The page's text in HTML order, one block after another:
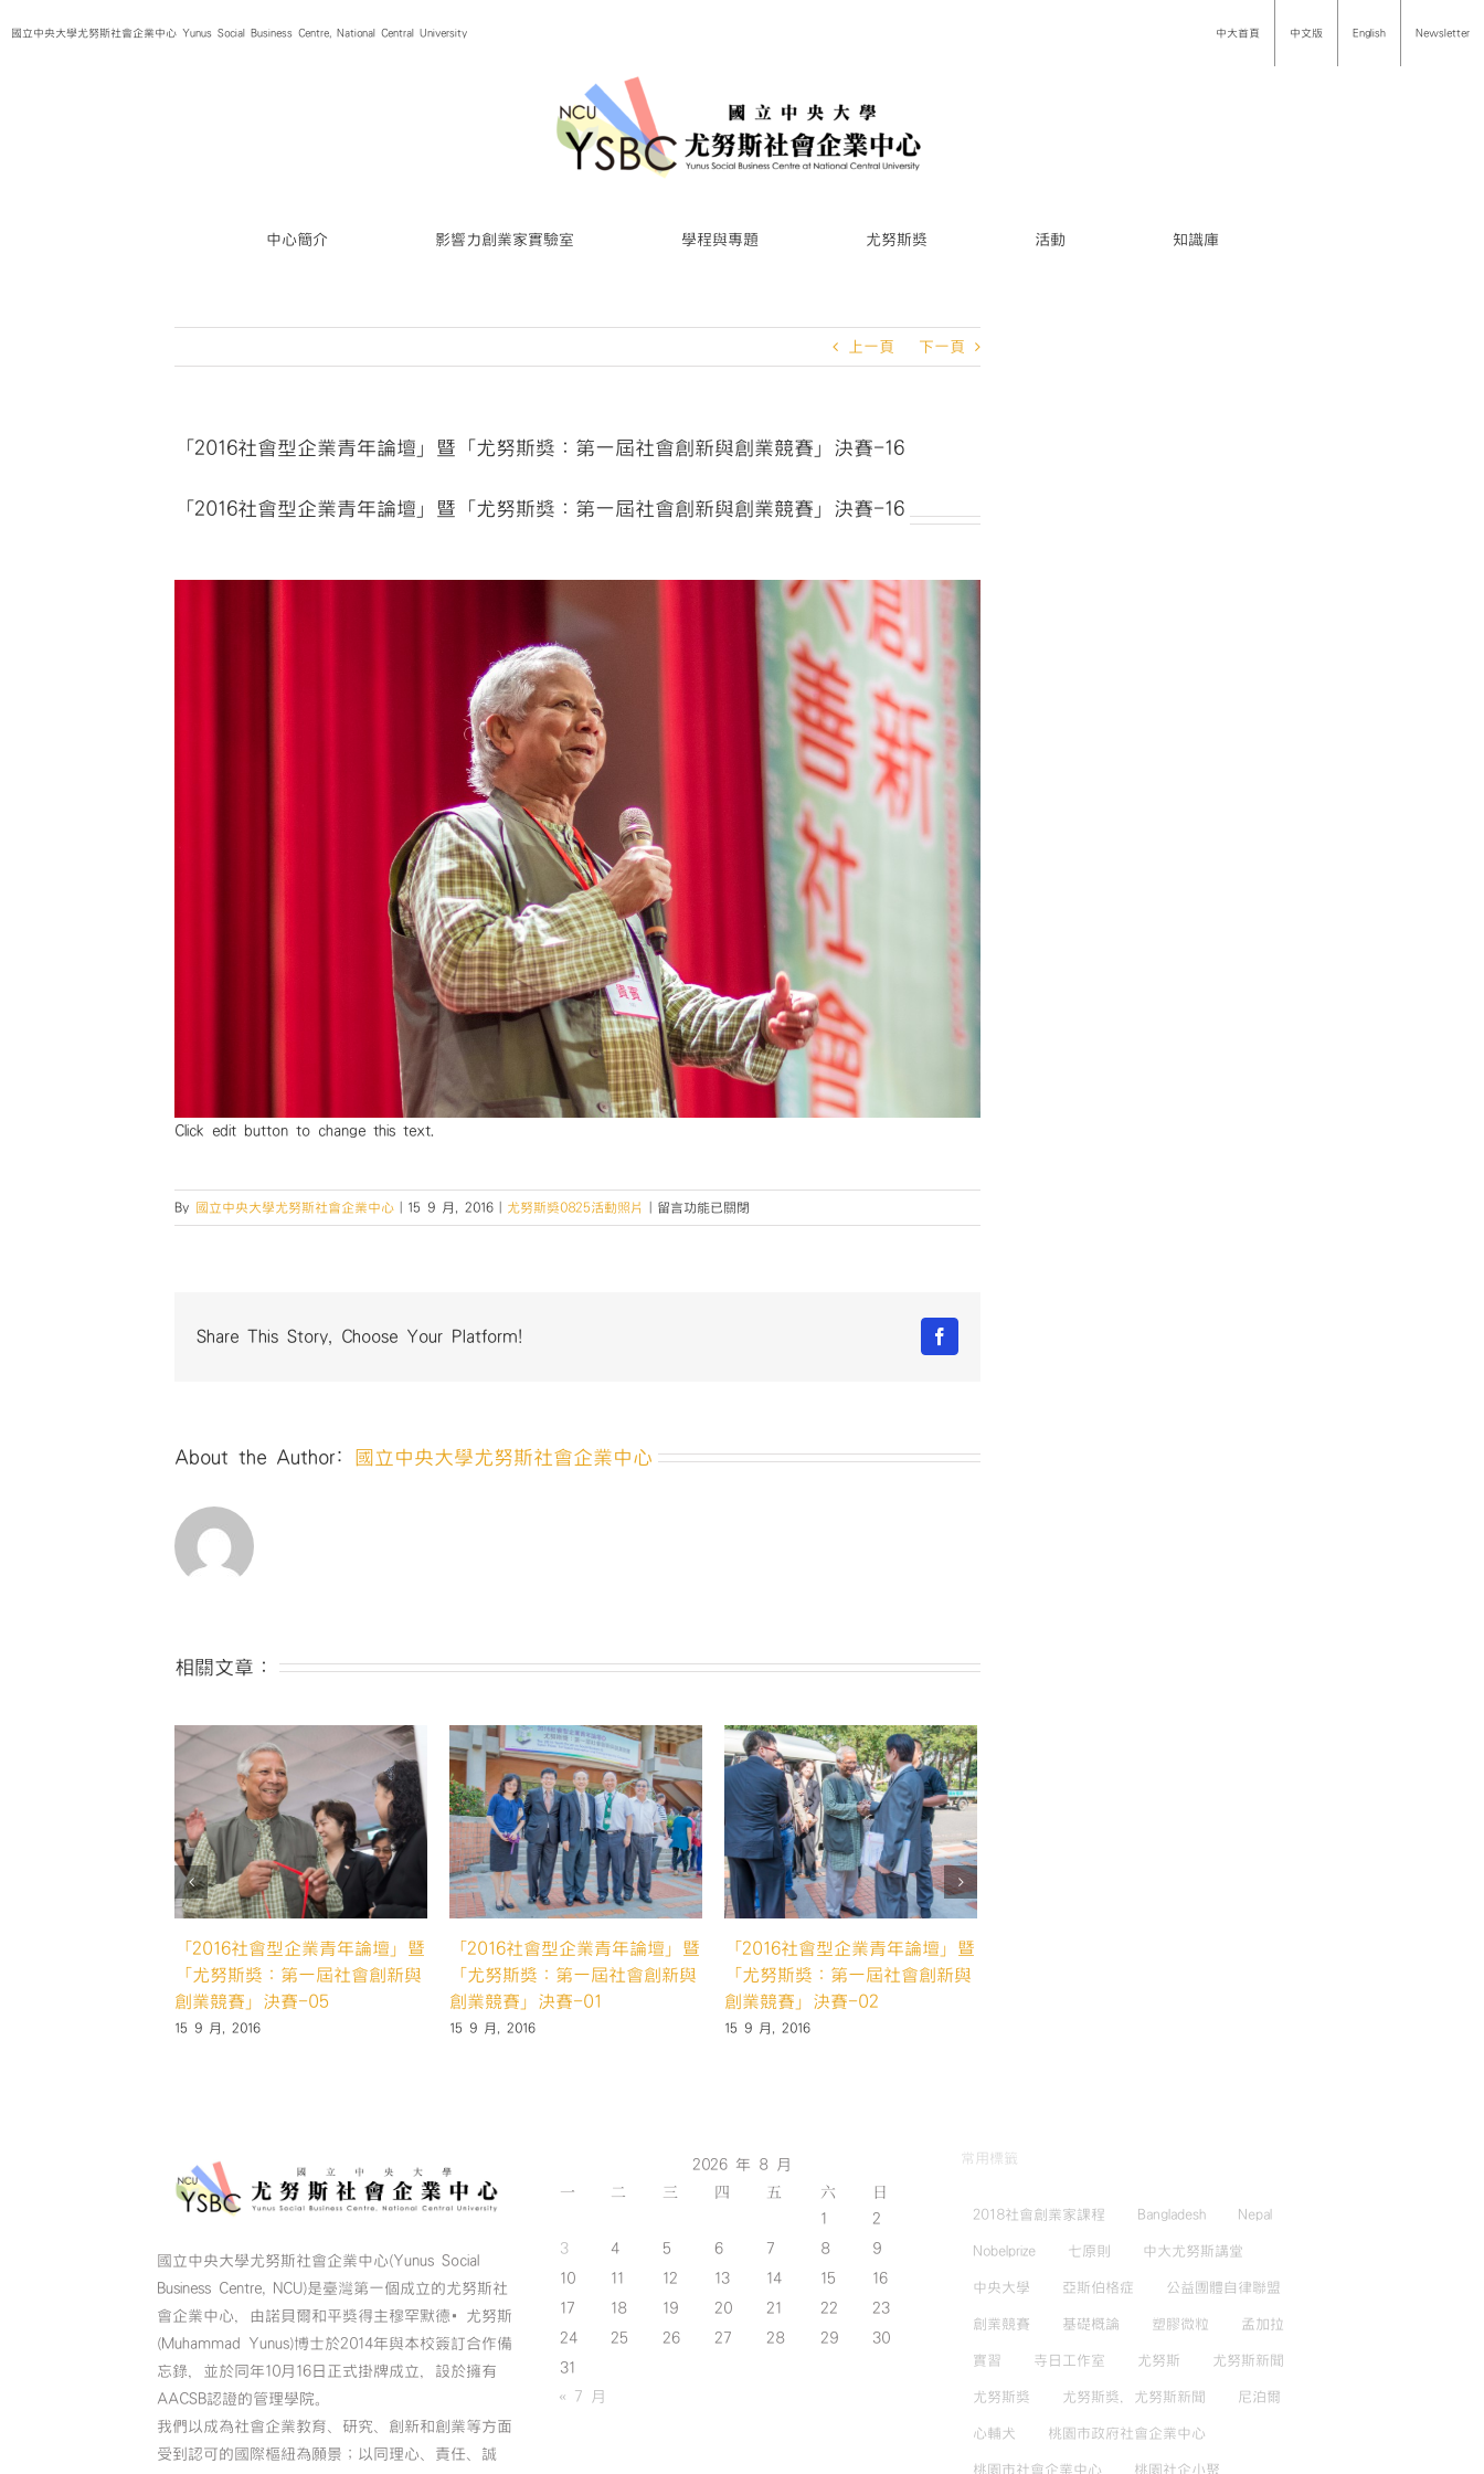
to國立中央大學尤努斯社會企業中心 Yunus Social Business Centre, National Central University 中大首頁 中文版 English Newsletter
中心簡介 影響力創業家實驗室 學程與專題 尤努斯獎 活動 知識庫
上一頁 下一頁
「2016社會型企業青年論壇」暨「尤努斯獎：第一屆社會創新與創業競賽」決賽-16
「2016社會型企業青年論壇」暨「尤努斯獎：第一屆社會創新與創業競賽」決賽-16
Click edit button to change this text.
By 國立中央大學尤努斯社會企業中心 15 9 月, 2016 尤努斯獎0825活動照片
在
〈「2016
暨
會
與
創
業
競
賽」
決
賽-16〉
中
留言功能已關閉
Share This Story, Choose Your Platform! Facebook
About the Author: 國立中央大學尤努斯社會企業中心
相關文章：
「2016社會型企業青年論壇」暨
「尤努斯獎：第一屆社會創新與
創業競賽」決賽-05
15 9 月, 2016
「2016社會型企業青年論壇」暨
「尤努斯獎：第一屆社會創新與
創業競賽」決賽-01
15 9 月, 2016
「2016社會型企業青年論壇」暨
「尤努斯獎：第一屆社會創新與
創業競賽」決賽-02
15 9 月, 2016
國立中央大學尤努斯社會企業中心(Yunus Social
Business Centre, NCU)是臺灣第一個成立的尤努斯社
會企業中心，由諾貝爾和平獎得主穆罕默德•尤努斯
(Muhammad Yunus)博士於2014年與本校簽訂合作備
忘錄，並於同年10月16日正式掛牌成立，設於擁有
AACSB認證的管理學院。
我們以成為社會企業教育、研究、創新和創業等方面
受到認可的國際樞紐為願景；以同理心、責任、誠
2026 年 8 月
一 二 三 四 五 六 日
1
2
3
4 5 6 7 8
9
10
11 12 13 14 15
16
17
18 19 20 21 22
23
24
25 26 27 28 29
30
31
« 7 月
常用標籤
2018社會創業家課程 Bangladesh Nepal
Nobelprize 七原則 中大尤努斯講堂
中央大學 亞斯伯格症 公益團體自律聯盟
創業競賽 基礎概論 塑膠微粒 孟加拉
實習 寺日工作室 尤努斯 尤努斯新聞
尤努斯獎 尤努斯獎，尤努斯新聞 尼泊爾
心輔犬 桃園市政府社會企業中心
桃園市社會企業中心 桃園社企小聚